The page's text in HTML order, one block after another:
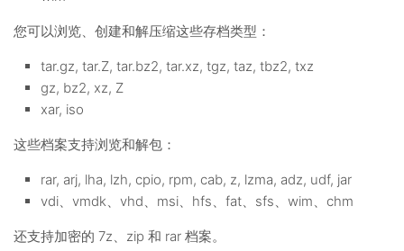
您可以浏览、创建和解压缩这些存档类型：
tar.gz, tar.Z, tar.bz2, tar.xz, tgz, taz, tbz2, txz
gz, bz2, xz, Z
xar, iso
这些档案支持浏览和解包：
rar, arj, lha, lzh, cpio, rpm, cab, z, lzma, adz, udf, jar
vdi、vmdk、vhd、msi、hfs、fat、sfs、wim、chm
还支持加密的 7z、zip 和 rar 档案。